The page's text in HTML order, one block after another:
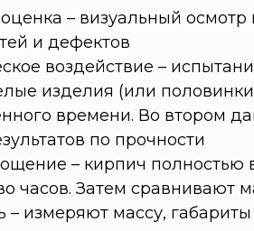
– визуальный осмотр
и дефектов
воздействие –
изделия (или
времени. Во втором
по прочности
– кирпич
часов. Затем сравнивают
– измеряют массу,